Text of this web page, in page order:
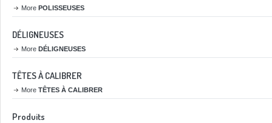
More POLISSEUSES
DÉLIGNEUSES
More DÉLIGNEUSES
TÊTES À CALIBRER
More TÊTES À CALIBRER
Produits